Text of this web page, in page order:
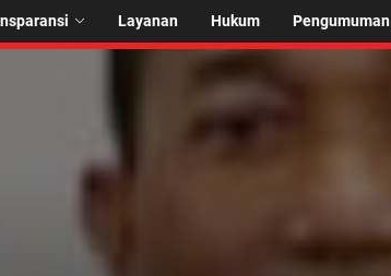
Layanan Hukum Pengumuman